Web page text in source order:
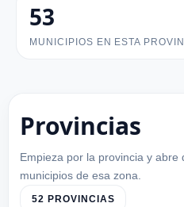
53
MUNICIPIOS EN ESTA
Provincias
Empieza por la provincia y abre
municipios de esa zona.
52 PROVINCIAS